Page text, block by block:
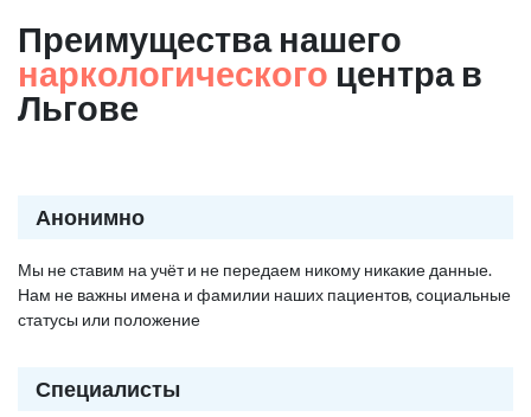
Преимущества нашего
наркологического центра в
Льгове
Анонимно
Мы не ставим на учёт и не передаем никому никакие данные.
Нам не важны имена и фамилии наших пациентов, социальные
статусы или положение
Специалисты